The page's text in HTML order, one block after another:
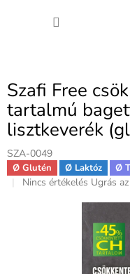
Szafi Free
tartalmú
lisztkeverék
SZA-0049
Ø Glutén Ø Laktóz Ø
A
Nincs értékelés Ugrás